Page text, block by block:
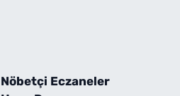
Eczaneler